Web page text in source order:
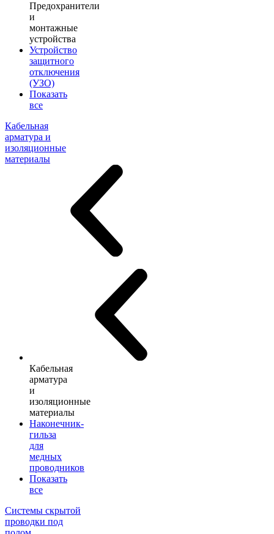
Предохранители
и
монтажные
устройства
Устройство
защитного
отключения
(УЗО)
Показать
все
Кабельная
арматура и
изоляционные
материалы
Кабельная
арматура
и
изоляционные
материалы
Наконечник-
гильза
для
медных
проводников
Показать
все
Системы скрытой
проводки под